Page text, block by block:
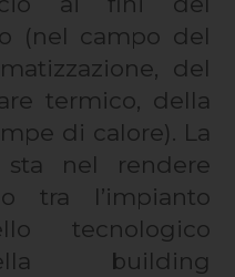
(nel campo del
del
termico, della
di calore). La
nel rendere
tra l’impianto
tecnologico
building